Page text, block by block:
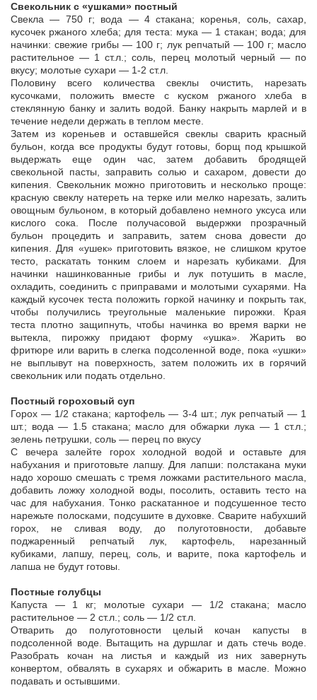
Свекольник с «ушками» постный
Свекла — 750 г; вода — 4 стакана; коренья, соль, сахар,
кусочек ржаного хлеба; для теста: мука — 1 стакан; вода; для
начинки: свежие грибы — 100 г; лук репчатый — 100 г; масло
растительное — 1 ст.л.; соль, перец молотый черный — по
вкусу; молотые сухари — 1-2 ст.л.
Половину всего количества свеклы очистить, нарезать
кусочками, положить вместе с куском ржаного хлеба в
стеклянную банку и залить водой. Банку накрыть марлей и в
течение недели держать в теплом месте.
Затем из кореньев и оставшейся свеклы сварить красный
бульон, когда все продукты будут готовы, борщ под крышкой
выдержать еще один час, затем добавить бродящей
свекольной пасты, заправить солью и сахаром, довести до
кипения. Свекольник можно приготовить и несколько проще:
красную свеклу натереть на терке или мелко нарезать, залить
овощным бульоном, в который добавлено немного уксуса или
кислого сока. После получасовой выдержки прозрачный
бульон процедить и заправить, затем снова довести до
кипения. Для «ушек» приготовить вязкое, не слишком крутое
тесто, раскатать тонким слоем и нарезать кубиками. Для
начинки нашинкованные грибы и лук потушить в масле,
охладить, соединить с приправами и молотыми сухарями. На
каждый кусочек теста положить горкой начинку и покрыть так,
чтобы получились треугольные маленькие пирожки. Края
теста плотно защипнуть, чтобы начинка во время варки не
вытекла, пирожку придают форму «ушка». Жарить во
фритюре или варить в слегка подсоленной воде, пока «ушки»
не выплывут на поверхность, затем положить их в горячий
свекольник или подать отдельно.
Постный гороховый суп
Горох — 1/2 стакана; картофель — 3-4 шт.; лук репчатый — 1
шт.; вода — 1.5 стакана; масло для обжарки лука — 1 ст.л.;
зелень петрушки, соль — перец по вкусу
С вечера залейте горох холодной водой и оставьте для
набухания и приготовьте лапшу. Для лапши: полстакана муки
надо хорошо смешать с тремя ложками растительного масла,
добавить ложку холодной воды, посолить, оставить тесто на
час для набухания. Тонко раскатанное и подсушенное тесто
нарежьте полосками, подсушите в духовке. Сварите набухший
горох, не сливая воду, до полуготовности, добавьте
поджаренный репчатый лук, картофель, нарезанный
кубиками, лапшу, перец, соль, и варите, пока картофель и
лапша не будут готовы.
Постные голубцы
Капуста — 1 кг; молотые сухари — 1/2 стакана; масло
растительное — 2 ст.л.; соль — 1/2 ст.л.
Отварить до полуготовности целый кочан капусты в
подсоленной воде. Вытащить на дуршлаг и дать стечь воде.
Разобрать кочан на листья и каждый из них завернуть
конвертом, обвалять в сухарях и обжарить в масле. Можно
подавать и остывшими.